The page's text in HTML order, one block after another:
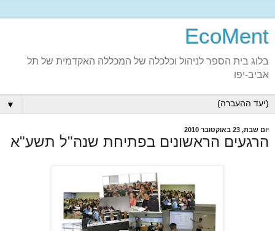
EcoMent
בלוג בית הספר לניהול וכלכלה של המכללה האקדמית של תל
אביב-יפו
▼
יום שבת, 23 באוקטובר 2010
הרגעים הראשונים בפתיחת שנה"ל תשע"א